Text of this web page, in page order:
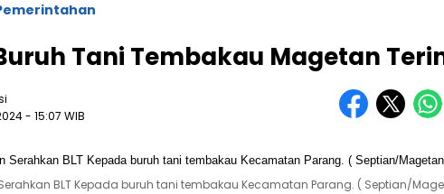
Tani Tembakau Magetan
- 15:07 WIB
BLT Kepada buruh tani tembakau Kecamatan Parang. ( Septian/